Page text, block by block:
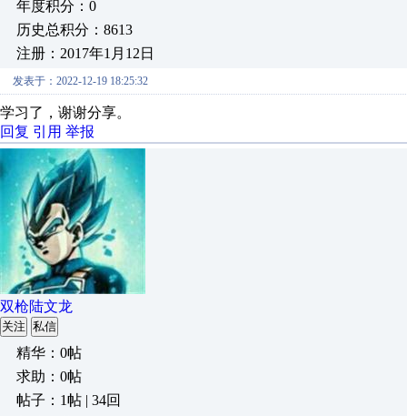
年度积分：0
历史总积分：8613
注册：2017年1月12日
发表于：2022-12-19 18:25:32
学习了，谢谢分享。
回复 引用 举报
双枪陆文龙
关注 私信
精华：0帖
求助：0帖
帖子：1帖 | 34回